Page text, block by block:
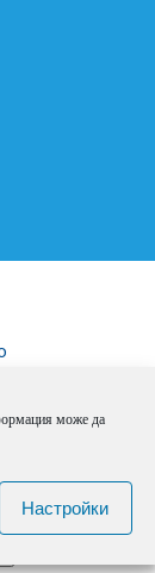
може да
Настройки